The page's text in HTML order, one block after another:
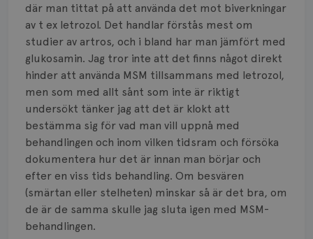
där man tittat på att använda det mot biverkningar
av t ex letrozol. Det handlar förstås mest om
studier av artros, och i bland har man jämfört med
glukosamin. Jag tror inte att det finns något direkt
hinder att använda MSM tillsammans med letrozol,
men som med allt sånt som inte är riktigt
undersökt tänker jag att det är klokt att
bestämma sig för vad man vill uppnå med
behandlingen och inom vilken tidsram och försöka
dokumentera hur det är innan man börjar och
efter en viss tids behandling. Om besvären
(smärtan eller stelheten) minskar så är det bra, om
de är de samma skulle jag sluta igen med MSM-
behandlingen.
Spridd bröstcancer
Strålning
Vätska